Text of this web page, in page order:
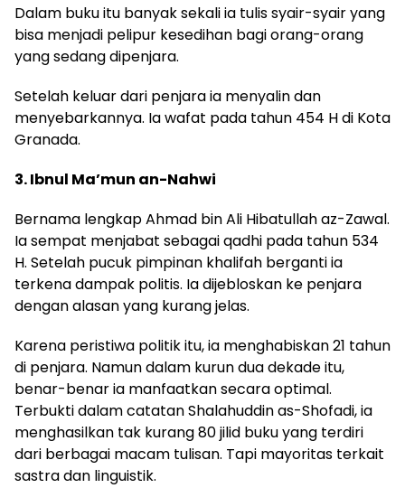
Dalam buku itu banyak sekali ia tulis syair-syair yang
bisa menjadi pelipur kesedihan bagi orang-orang
yang sedang dipenjara.
Setelah keluar dari penjara ia menyalin dan
menyebarkannya. Ia wafat pada tahun 454 H di Kota
Granada.
3.Ibnul Ma’mun an-Nahwi
Bernama lengkap Ahmad bin Ali Hibatullah az-Zawal.
Ia sempat menjabat sebagai qadhi pada tahun 534
H. Setelah pucuk pimpinan khalifah berganti ia
terkena dampak politis. Ia dijebloskan ke penjara
dengan alasan yang kurang jelas.
Karena peristiwa politik itu, ia menghabiskan 21 tahun
di penjara. Namun dalam kurun dua dekade itu,
benar-benar ia manfaatkan secara optimal.
Terbukti dalam catatan Shalahuddin as-Shofadi, ia
menghasilkan tak kurang 80 jilid buku yang terdiri
dari berbagai macam tulisan. Tapi mayoritas terkait
sastra dan linguistik.